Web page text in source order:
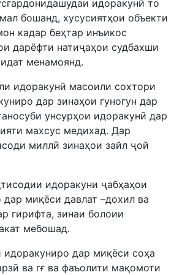
идоракунӣ то
бошанд, хусусиятҳои объекти
кадар беҳтар инъикос
дарёфти натиҷаҳои судбахши
менамоянд.
идоракунӣ масоили сохтори
дар зинаҳои гуногун дар
унсурҳои идоракунӣ дар
махсус медихад. Дар
миллӣ зинаҳои зайл ҷой
идоракуни ҷабҳаҳои
миқёси давлат –дохил ва
гирифта, зинаи болоии
мебошад.
идоракуниро дар миқёси соҳа
ва гғ ва фаъолити мақомоти